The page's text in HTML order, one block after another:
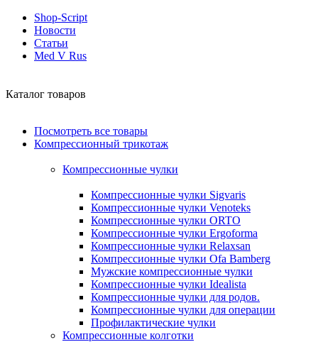
Shop-Script
Новости
Статьи
Med V Rus
Каталог товаров
Посмотреть все товары
Компрессионный трикотаж
Компрессионные чулки
Компрессионные чулки Sigvaris
Компрессионные чулки Venoteks
Компрессионные чулки ORTO
Компрессионные чулки Ergoforma
Компрессионные чулки Relaxsan
Компрессионные чулки Ofa Bamberg
Мужские компрессионные чулки
Компрессионные чулки Idealista
Компрессионные чулки для родов.
Компрессионные чулки для операции
Профилактические чулки
Компрессионные колготки